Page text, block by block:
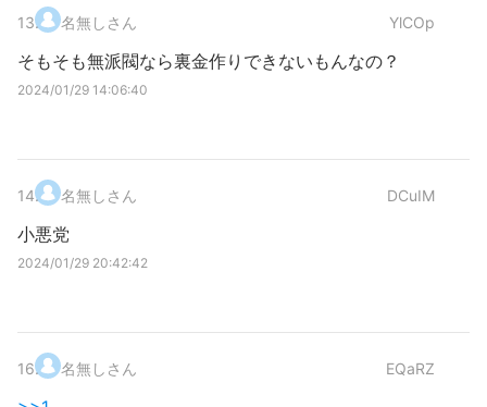
13. 名無しさん YlCOp
そもそも無派閥なら裏金作りできないもんなの？
2024/01/29 14:06:40
14. 名無しさん DCuIM
小悪党
2024/01/29 20:42:42
16. 名無しさん EQaRZ